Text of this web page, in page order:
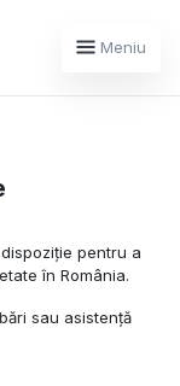
Meniu
pentru a
în România.
sau asistență